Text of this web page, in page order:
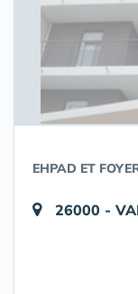
EHPAD ET
26000 -